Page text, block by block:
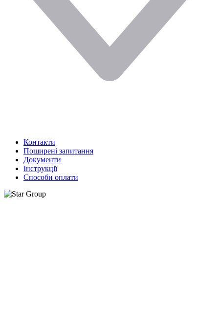
Контакти
Поширені запитання
Документи
Інструкції
Способи оплати